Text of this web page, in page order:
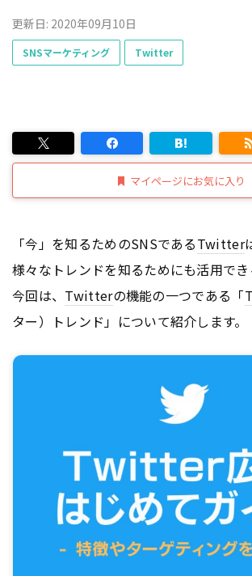
更新日: 2020年09月10日
SNSマーケティング Twitter
マイページにお気に入り
「今」を知るためのSNSであるTwitter
様々なトレンドを知るためにも活用でき
今回は、 Twitterの機能の一つである「
ター）トレンド」について紹介します。